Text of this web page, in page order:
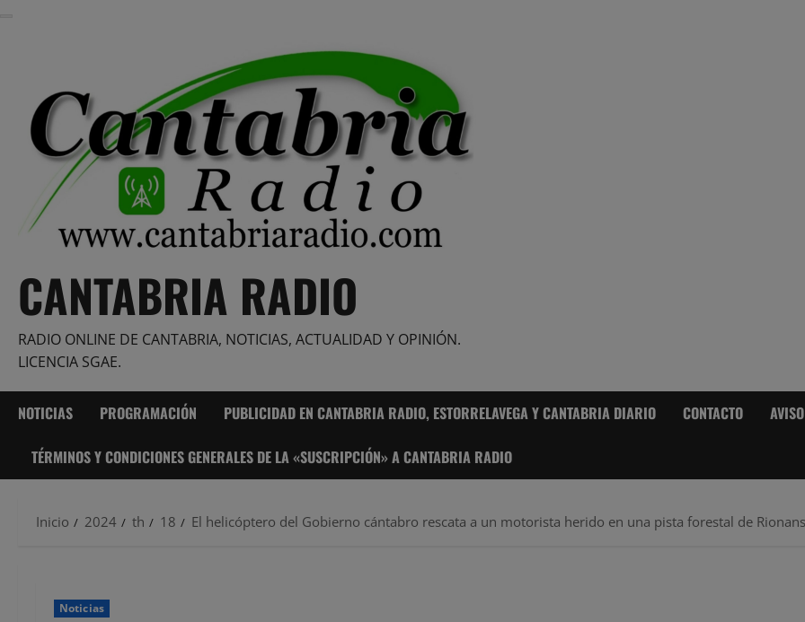
CANTABRIA RADIO
RADIO ONLINE DE CANTABRIA, NOTICIAS, ACTUALIDAD Y OPINIÓN.
LICENCIA SGAE.
NOTICIAS PROGRAMACIÓN PUBLICIDAD EN CANTABRIA RADIO, ESTORRELAVEGA Y CANTABRIA DIARIO CONTACTO
TÉRMINOS Y CONDICIONES GENERALES DE LA «SUSCRIPCIÓN» A CANTABRIA RADIO
Inicio 2024 th 18 El helicóptero del Gobierno cántabro rescata a un motorista herido en una pista forestal de
Noticias